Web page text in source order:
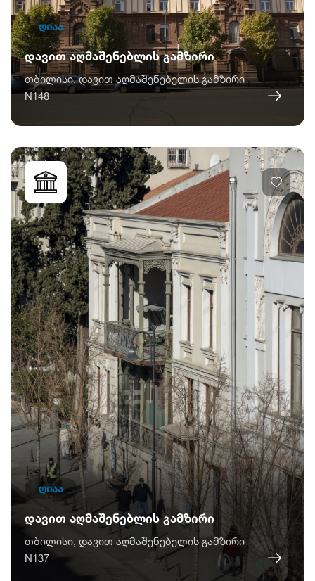
ღიაა
დავით აღმაშენებლის გამზირი
თბილისი, დავით აღმაშენებელის გამზირი
N148
ღიაა
დავით აღმაშენებლის გამზირი
თბილისი, დავით აღმაშენებელის გამზირი
N137